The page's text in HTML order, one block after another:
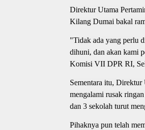
Direktur Utama
Kilang Dumai bakal
"Tidak ada yang perlu
dihuni, dan akan kami
Komisi VII DPR RI,
Sementara itu,
mengalami rusak
dan 3 sekolah turut
Pihaknya pun telah